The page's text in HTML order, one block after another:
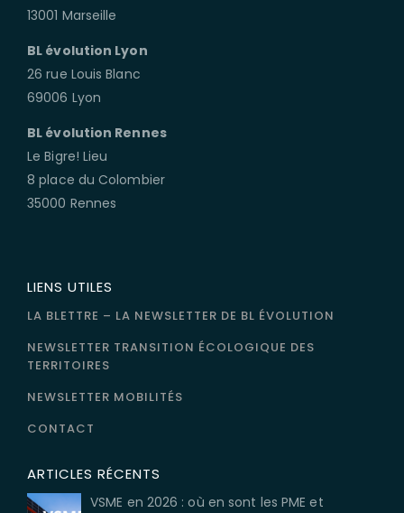
13001 Marseille
BL évolution Lyon
26 rue Louis Blanc
69006 Lyon
BL évolution Rennes
Le Bigre! Lieu
8 place du Colombier
35000 Rennes
LIENS UTILES
LA BLETTRE – LA NEWSLETTER DE BL ÉVOLUTION
NEWSLETTER TRANSITION ÉCOLOGIQUE DES
TERRITOIRES
NEWSLETTER MOBILITÉS
CONTACT
ARTICLES RÉCENTS
VSME en 2026 : où en sont les PME et